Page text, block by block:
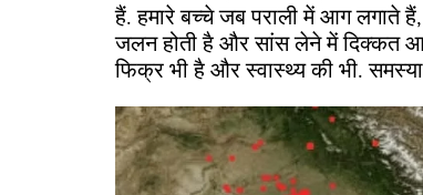
हैं. हमारे बच्चे जब पराली में आग लगाते हैं
जलन होती है और सांस लेने में दिक्कत
फिक्र भी है और स्वास्थ्य की भी.